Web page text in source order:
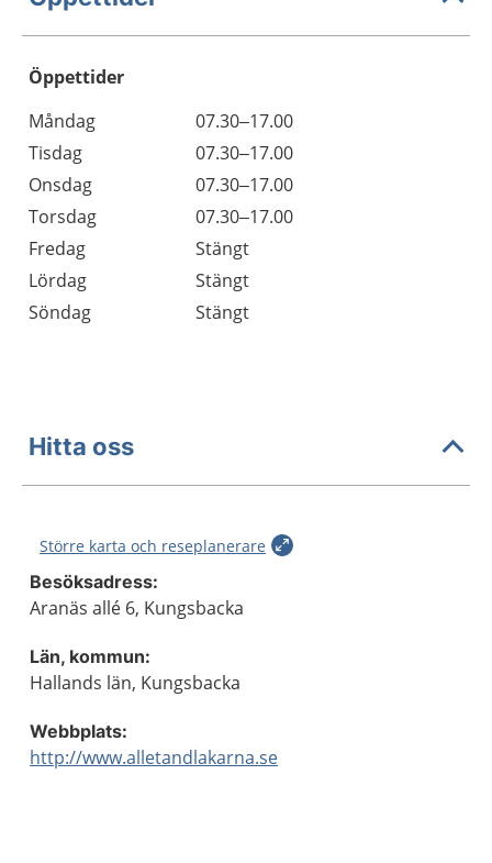
Öppettider
Dag
Öppettider
Kommentarer
Måndag
07.30–17.00
Tisdag
07.30–17.00
Onsdag
07.30–17.00
Torsdag
07.30–17.00
Fredag
Stängt
Lördag
Stängt
Söndag
Stängt
Hitta oss
Större karta och reseplanerare
Besöksadress:
Aranäs allé 6, Kungsbacka
Län, kommun:
Hallands län, Kungsbacka
Webbplats:
http://www.alletandlakarna.se